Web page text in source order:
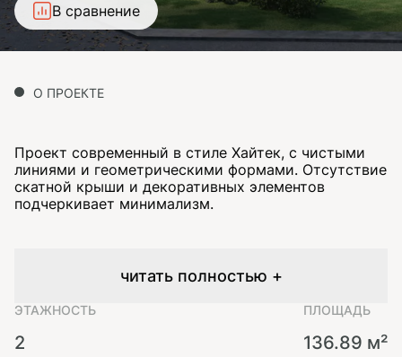
В сравнение
О ПРОЕКТЕ
Проект современный в стиле Хайтек, с чистыми
линиями и геометрическими формами. Отсутствие
скатной крыши и декоративных элементов
подчеркивает минимализм.
читать полностью +
ЭТАЖНОСТЬ
2
ПЛОЩАДЬ
136.89 м²